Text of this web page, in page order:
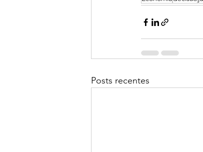
Posts recentes